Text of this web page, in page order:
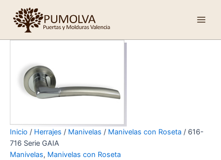
contenido
Inicio / Herrajes / Manivelas / Manivelas con Roseta / 616-
716 Serie GAIA
Manivelas, Manivelas con Roseta